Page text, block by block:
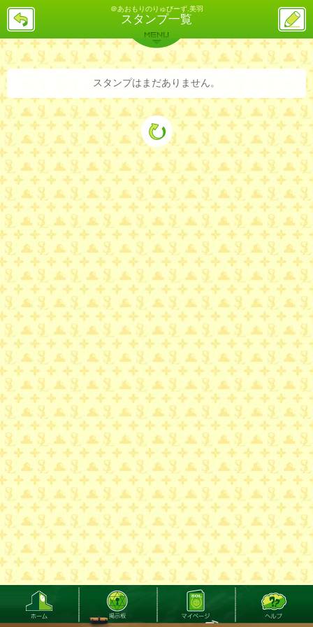
＠あおもりのりゅびーず.美羽
スタンプ一覧
戻
ス
投
稿
バックナンバー 詳細検索 ランキング
MENU
スタンプはまだありません。